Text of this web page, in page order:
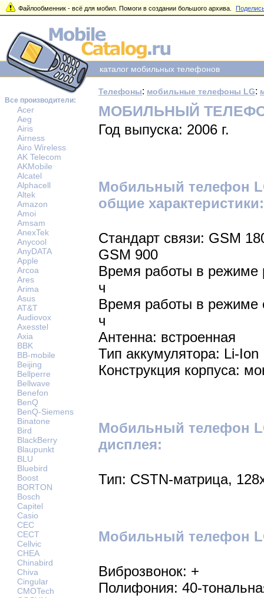
Файлообменник - всё для мобил. Помоги в создании большого архива.
Все производители:
Acer
Aeg
Airis
Airness
Airo Wireless
AK Telecom
AKMobile
Alcatel
Alphacell
Altek
Amazon
Amoi
Amsam
AnexTek
Anycool
AnyDATA
Apple
Arcoa
Ares
Arima
Asus
AT&T
Audiovox
Axesstel
Axia
BBK
BB-mobile
Beijing
Bellperre
Bellwave
Benefon
BenQ
BenQ-Siemens
Binatone
Bird
BlackBerry
Blaupunkt
BLU
Bluebird
Boost
BORTON
Bosch
Capitel
Casio
CEC
CECT
Cellvic
CHEA
Chinabird
Chiva
Cingular
CMOTech
каталог мобильных телефонов
Телефоны: мобильные телефоны LG:
МОБИЛЬНЫЙ
Год выпуска: 2006 г.
Мобильный телефон
общие характеристики:
Стандарт связи: GSM
GSM 900
Время работы в режиме
ч
Время работы в режиме
ч
Антенна: встроенная
Тип аккумулятора: Li-Ion
Конструкция корпуса:
Мобильный телефон
дисплея:
Тип: CSTN-матрица,
Мобильный телефон
Виброзвонок: +
Полифония: 40-